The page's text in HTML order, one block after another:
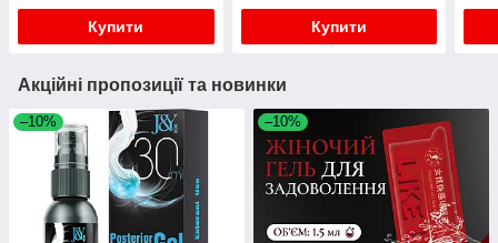
Купити Купити
Акційні пропозиції та новинки
–10% –10%